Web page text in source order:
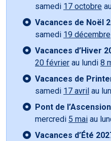
samedi 17 octobre
Vacances de Noël
samedi 19 décembre
Vacances d’Hiver
20 février au lundi 8
Vacances de
samedi 17 avril au
Pont de
mercredi 5 mai au
Vacances d’Été